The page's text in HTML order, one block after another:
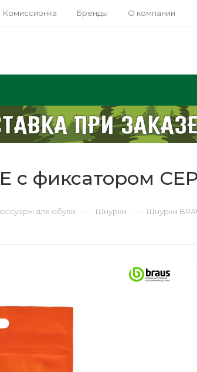
Комиссионка Бренды О компании
с фиксатором
для обуви — Шнурки — Шнурки